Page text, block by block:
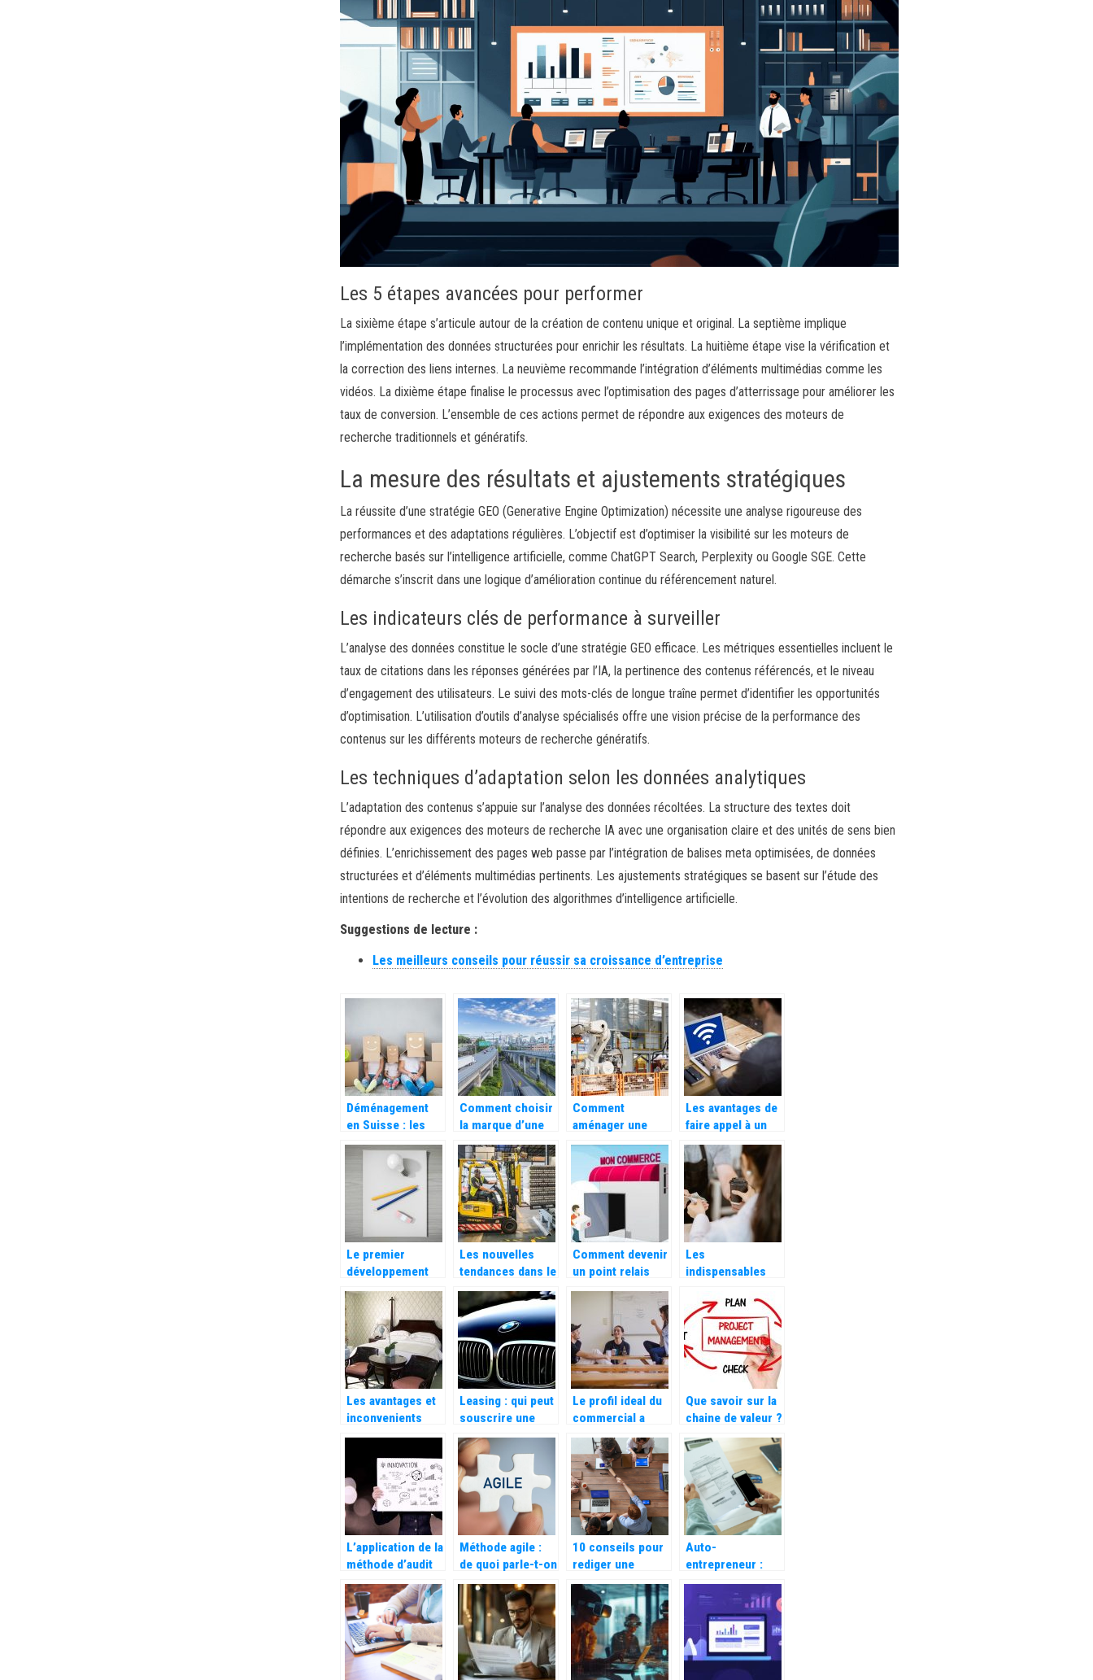
Les 5 étapes avancées pour performer
La sixième étape s’articule autour de la création de contenu unique et original. La septième implique
l’implémentation des données structurées pour enrichir les résultats. La huitième étape vise la vérification et
la correction des liens internes. La neuvième recommande l’intégration d’éléments multimédias comme les
vidéos. La dixième étape finalise le processus avec l’optimisation des pages d’atterrissage pour améliorer les
taux de conversion. L’ensemble de ces actions permet de répondre aux exigences des moteurs de
recherche traditionnels et génératifs.
La mesure des résultats et ajustements stratégiques
La réussite d’une stratégie GEO (Generative Engine Optimization) nécessite une analyse rigoureuse des
performances et des adaptations régulières. L’objectif est d’optimiser la visibilité sur les moteurs de
recherche basés sur l’intelligence artificielle, comme ChatGPT Search, Perplexity ou Google SGE. Cette
démarche s’inscrit dans une logique d’amélioration continue du référencement naturel.
Les indicateurs clés de performance à surveiller
L’analyse des données constitue le socle d’une stratégie GEO efficace. Les métriques essentielles incluent le
taux de citations dans les réponses générées par l’IA, la pertinence des contenus référencés, et le niveau
d’engagement des utilisateurs. Le suivi des mots-clés de longue traîne permet d’identifier les opportunités
d’optimisation. L’utilisation d’outils d’analyse spécialisés offre une vision précise de la performance des
contenus sur les différents moteurs de recherche génératifs.
Les techniques d’adaptation selon les données analytiques
L’adaptation des contenus s’appuie sur l’analyse des données récoltées. La structure des textes doit
répondre aux exigences des moteurs de recherche IA avec une organisation claire et des unités de sens bien
définies. L’enrichissement des pages web passe par l’intégration de balises meta optimisées, de données
structurées et d’éléments multimédias pertinents. Les ajustements stratégiques se basent sur l’étude des
intentions de recherche et l’évolution des algorithmes d’intelligence artificielle.
Suggestions de lecture :
Les meilleurs conseils pour réussir sa croissance d’entreprise
Déménagement
en Suisse : les
tarifs pratiqués
par les
entreprises
spécialisées
Comment choisir
la marque d’une
flotte d’utilitaires
?
Comment
aménager une
usine pour qu’elle
soit efficace ?
Les avantages de
faire appel à un
cabinet
d’expertise
sociale
Le premier
développement
est de faire
fonctionner
correctement ce
qui existe déjà
Les nouvelles
tendances dans le
stockage et
l’aménagement
professionnel
Comment devenir
un point relais
Vinted ?
Les
indispensables
possède un
commerce.
Les avantages et
inconvenients
d’ouvrir une
Leasing : qui peut
souscrire une
location longue
duree ?
Le profil ideal du
commercial a
recruter pour sa
startup
Que savoir sur la
chaine de valeur ?
L’application de la
méthode d’audit
organisationnel
dans une société
Méthode agile :
de quoi parle-t-on
?
10 conseils pour
rediger une
publicite efficace
Auto-
entrepreneur :
Les avantages
d’utiliser une
application de
facturation